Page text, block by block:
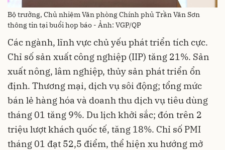
Bộ trưởng, Chủ nhiệm Văn phòng Chính phủ Trần Văn Sơn
thông tin tại buổi họp báo - Ảnh: VGP/QP
Các ngành, lĩnh vực chủ yếu phát triển tích cực.
Chỉ số sản xuất công nghiệp (IIP) tăng 21%. Sản
xuất nông, lâm nghiệp, thủy sản phát triển ổn
định. Thương mại, dịch vụ sôi động; tổng mức
bán lẻ hàng hóa và doanh thu dịch vụ tiêu dùng
tháng 01 tăng 9%. Du lịch khởi sắc; đón trên 2
triệu lượt khách quốc tế, tăng 18%. Chỉ số PMI
tháng 01 đạt 52,5 điểm, thể hiện xu hướng mở